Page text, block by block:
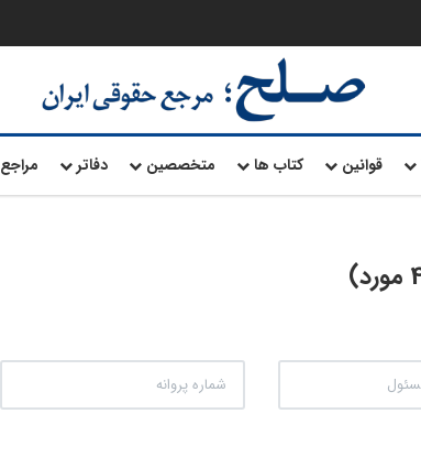
قوانین کتاب ها متخصصین دفاتر مراجع